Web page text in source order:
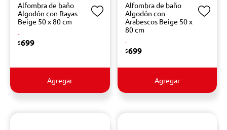
Alfombra de baño
Algodón con Rayas
Beige 50 x 80 cm
-
$699
Agregar
Alfombra de baño
Algodón con
Arabescos Beige 50 x
80 cm
-
$699
Agregar